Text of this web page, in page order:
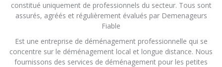
constitué uniquement de professionnels du secteur. Tous sont
assurés, agréés et régulièrement évalués par Demenageurs
Fiable
Est une entreprise de déménagement professionnelle qui se
concentre sur le déménagement local et longue distance. Nous
fournissons des services de déménagement pour les petites